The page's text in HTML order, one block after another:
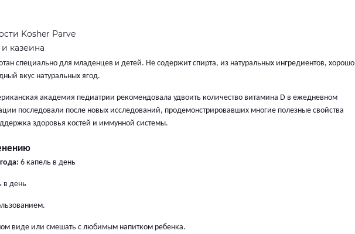
Kosher Parve
казеина
специально для младенцев и детей. Не содержит спирта, из натуральных ингредиентов, хорошо
вкус натуральных ягод.
академия педиатрии рекомендовала удвоить количество витамина D в ежедневном
последовали после новых исследований, продемонстрировавших многие полезные свойства
здоровья костей и иммунной системы.
6 капель в день
в день
виде или смешать с любимым напитком ребенка.